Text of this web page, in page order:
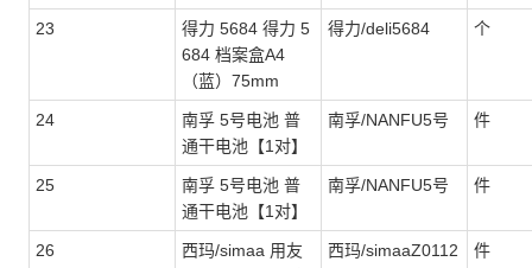
23
得力 5684 得力 5
684 档案盒A4
（蓝）75mm
得力/deli5684 个
24
南孚 5号电池 普
通干电池【1对】
南孚/NANFU5号 件
25
南孚 5号电池 普
通干电池【1对】
南孚/NANFU5号 件
26
西玛/simaa 用友
西玛/simaaZ0112
件